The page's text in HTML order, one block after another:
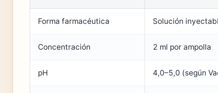
Forma farmacéutica Solución
Concentración 2 ml por ampolla
pH 4,0–5,0 (según